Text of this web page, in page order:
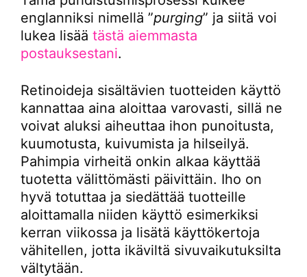
englanniksi nimellä ”purging” ja siitä voi
lukea lisää tästä aiemmasta
postauksestani.
Retinoideja sisältävien tuotteiden käyttö
kannattaa aina aloittaa varovasti, sillä ne
voivat aluksi aiheuttaa ihon punoitusta,
kuumotusta, kuivumista ja hilseilyä.
Pahimpia virheitä onkin alkaa käyttää
tuotetta välittömästi päivittäin. Iho on
hyvä totuttaa ja siedättää tuotteille
aloittamalla niiden käyttö esimerkiksi
kerran viikossa ja lisätä käyttökertoja
vähitellen, jotta ikäviltä sivuvaikutuksilta
vältytään.